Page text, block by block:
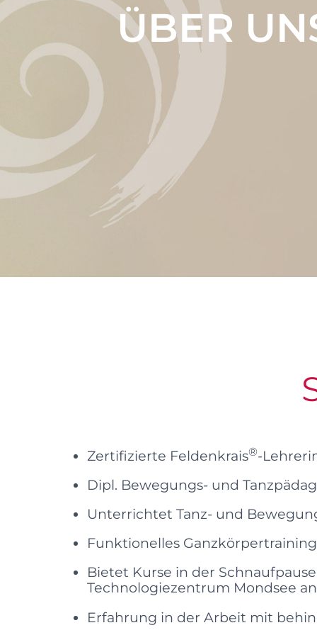
ÜBER
Zertifizierte Feldenkrais®-
Dipl. Bewegungs- und
Unterrichtet Tanz- und
Funktionelles
Bietet Kurse in der
Technologiezentrum Mondsee an
Erfahrung in der Arbeit mit